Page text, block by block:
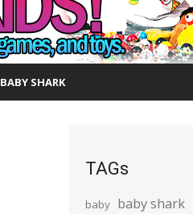
BABY SHARK
TAGs
baby baby shark